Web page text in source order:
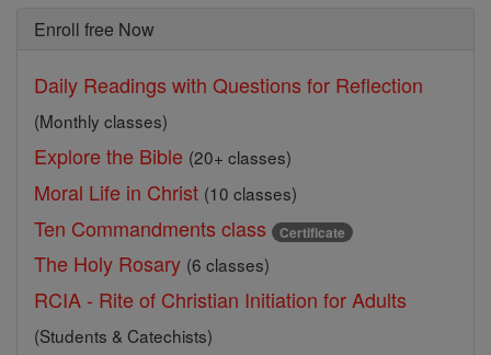
Enroll free Now
Daily Readings with Questions for Reflection
(Monthly classes)
Explore the Bible (20+ classes)
Moral Life in Christ (10 classes)
Ten Commandments class Certificate
The Holy Rosary (6 classes)
RCIA - Rite of Christian Initiation for Adults
(Students & Catechists)